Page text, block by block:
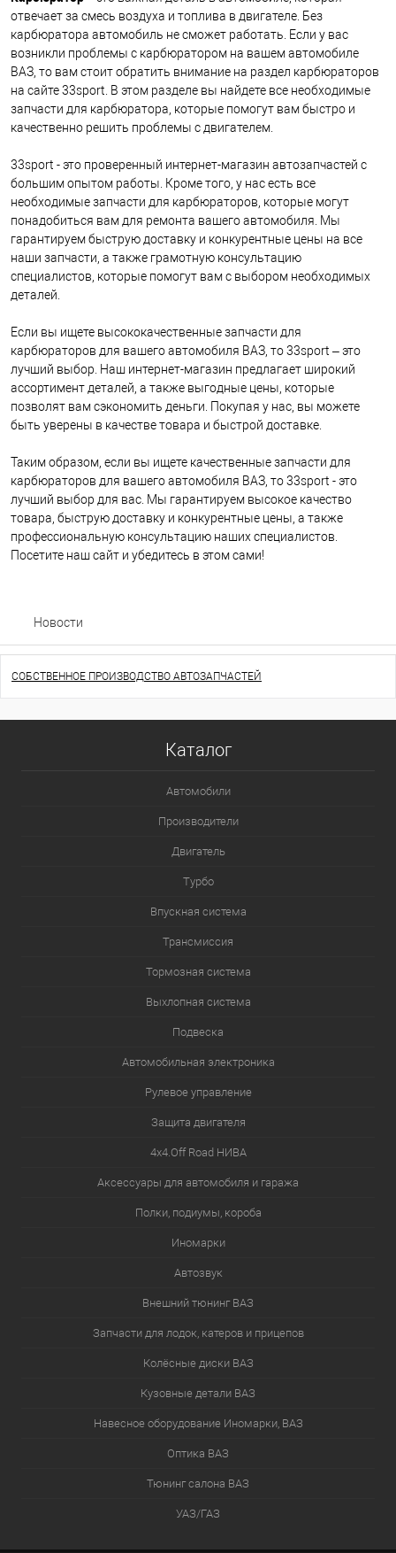
отвечает за смесь воздуха и топлива в двигателе. Без
карбюратора автомобиль не сможет работать. Если у вас
возникли проблемы с карбюратором на вашем автомобиле
ВАЗ, то вам стоит обратить внимание на раздел карбюраторов
на сайте 33sport. В этом разделе вы найдете все необходимые
запчасти для карбюратора, которые помогут вам быстро и
качественно решить проблемы с двигателем.
33sport - это проверенный интернет-магазин автозапчастей с
большим опытом работы. Кроме того, у нас есть все
необходимые запчасти для карбюраторов, которые могут
понадобиться вам для ремонта вашего автомобиля. Мы
гарантируем быструю доставку и конкурентные цены на все
наши запчасти, а также грамотную консультацию
специалистов, которые помогут вам с выбором необходимых
деталей.
Если вы ищете высококачественные запчасти для
карбюраторов для вашего автомобиля ВАЗ, то 33sport – это
лучший выбор. Наш интернет-магазин предлагает широкий
ассортимент деталей, а также выгодные цены, которые
позволят вам сэкономить деньги. Покупая у нас, вы можете
быть уверены в качестве товара и быстрой доставке.
Таким образом, если вы ищете качественные запчасти для
карбюраторов для вашего автомобиля ВАЗ, то 33sport - это
лучший выбор для вас. Мы гарантируем высокое качество
товара, быструю доставку и конкурентные цены, а также
профессиональную консультацию наших специалистов.
Посетите наш сайт и убедитесь в этом сами!
Новости
СОБСТВЕННОЕ ПРОИЗВОДСТВО АВТОЗАПЧАСТЕЙ
Каталог
Автомобили
Производители
Двигатель
Турбо
Впускная система
Трансмиссия
Тормозная система
Выхлопная система
Подвеска
Автомобильная электроника
Рулевое управление
Защита двигателя
4х4.Off Road НИВА
Аксессуары для автомобиля и гаража
Полки, подиумы, короба
Иномарки
Автозвук
Внешний тюнинг ВАЗ
Запчасти для лодок, катеров и прицепов
Колёсные диски ВАЗ
Кузовные детали ВАЗ
Навесное оборудование Иномарки, ВАЗ
Оптика ВАЗ
Тюнинг салона ВАЗ
УАЗ/ГАЗ